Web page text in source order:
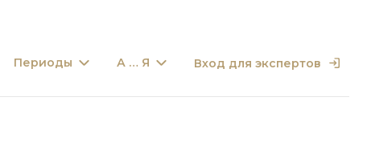
Периоды А … Я Вход для экспертов